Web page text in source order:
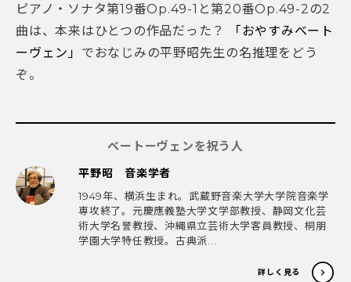
ピアノ・ソナタ第19番Op.49-1と第20番Op.49-2の2
曲は、本来はひとつの作品だった？
「おやすみベート
ーヴェン」 でおなじみの平野昭先生の名推理をどう
ぞ。
ベートーヴェンを祝う人
平野昭 音楽学者
1949年、横浜生まれ。武蔵野音楽大学大学院音楽学
専攻終了。元慶應義塾大学文学部教授、静岡文化芸
術大学名誉教授、沖縄県立芸術大学客員教授、桐朋
学園大学特任教授。古典派...
詳しく見る